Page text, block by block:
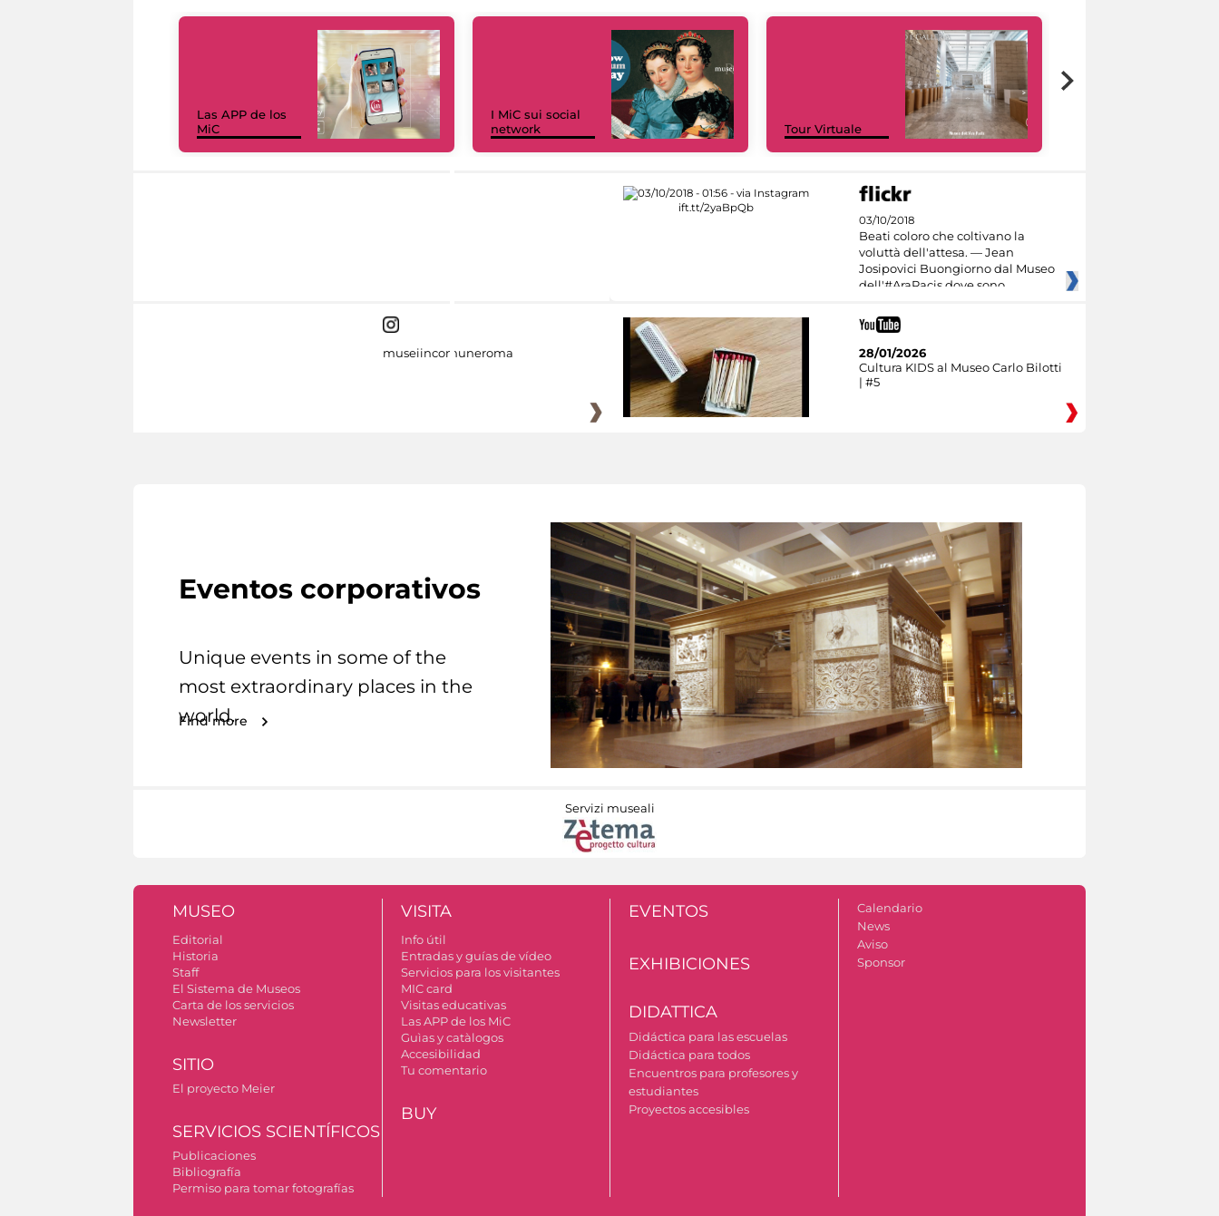
Las APP de los
MiC
I MiC sui social
network
Tour Virtuale
03/10/2018
Beati coloro che coltivano la
voluttà dell'attesa. — Jean
Josipovici Buongiorno dal Museo
dell'#AraPacis dove sono
museiincomuneroma
28/01/2026
Cultura KIDS al Museo Carlo Bilotti
| #5
Eventos corporativos
Unique events in some of the
most extraordinary places in the
world.
Find more
Servizi museali
MUSEO
Editorial
Historia
Staff
El Sistema de Museos
Carta de los servicios
Newsletter
SITIO
El proyecto Meier
SERVICIOS SCIENTÍFICOS
Publicaciones
Bibliografía
Permiso para tomar fotografías
VISITA
Info útil
Entradas y guías de vídeo
Servicios para los visitantes
MIC card
Visitas educativas
Las APP de los MiC
Guìas y catàlogos
Accesibilidad
Tu comentario
BUY
EVENTOS
EXHIBICIONES
DIDATTICA
Didáctica para las escuelas
Didáctica para todos
Encuentros para profesores y
estudiantes
Proyectos accesibles
Calendario
News
Aviso
Sponsor